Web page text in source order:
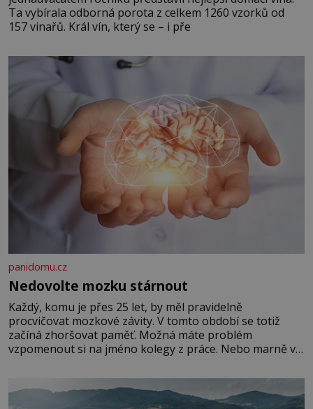
Ta vybírala odborná porota z celkem 1260 vzorků od
157 vinařů. Král vín, který se – i pře
panidomu.cz
Nedovolte mozku stárnout
Každý, komu je přes 25 let, by měl pravidelně
procvičovat mozkové závity. V tomto období se totiž
začíná zhoršovat paměť. Možná máte problém
vzpomenout si na jméno kolegy z práce. Nebo marně v
Je to opravdu tak, s věkem jako kdyby se paměť
rozhodla stávkovat. Cvičte